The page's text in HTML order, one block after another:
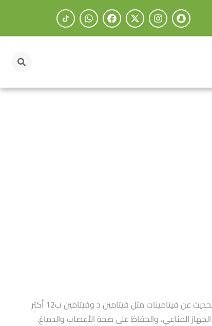
يُعد فيتامين ب6 أحد أهم الفيتامينات الذائبة في الماء، ويؤدي دوراََ محورياََ في مئات التفاعلات الكيميائية داخل الجسم. وعلى الرغم من أن الحديث عن فيتامينات مثل فيتامين د وفيتامين ب12 أكثر